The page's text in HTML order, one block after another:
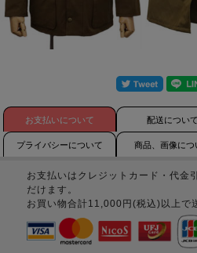
お支払いについて 配送について
プライバシーについて 商品、画像につ
お支払いはクレジットカード・代金
だけます。
お買い物合計11,000円(税込)以上で